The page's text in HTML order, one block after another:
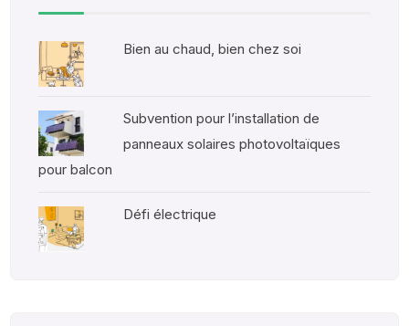
Bien au chaud, bien chez soi
Subvention pour l’installation de
panneaux solaires photovoltaïques
pour balcon
Défi électrique